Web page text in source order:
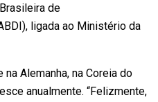
de
ligada ao Ministério da
Alemanha, na Coreia do
anualmente. “Felizmente,